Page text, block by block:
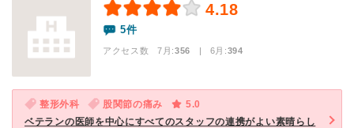
4.18
5件
アクセス数 7月:356 | 6月:394
整形外科 股関節の痛み
5.0
ベテランの医師を中心にすべてのスタッフの連携がよい素晴らし